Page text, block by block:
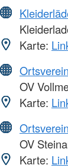
Karte:
OV
Karte:
OV
Karte: